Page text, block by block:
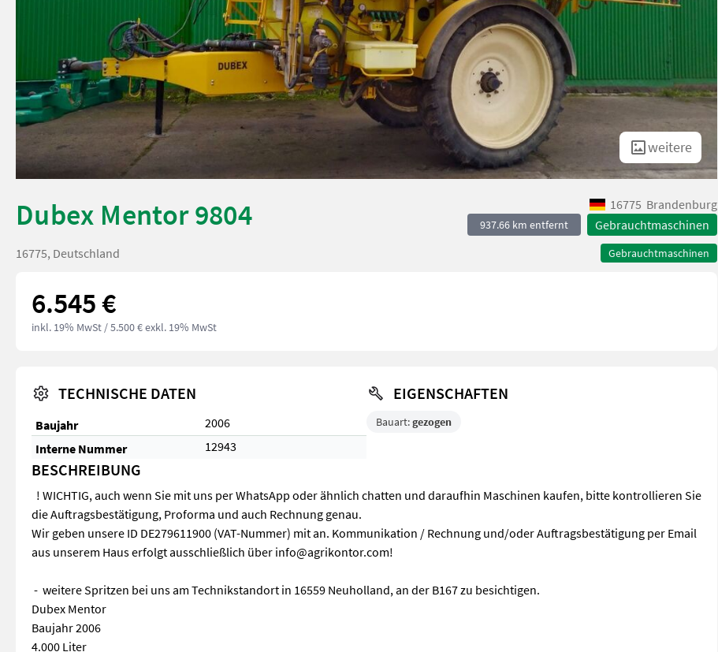
weitere
Dubex Mentor 9804 16775 Brandenburg
937.66 km entfernt Gebrauchtmaschinen
Gebrauchtmaschinen
16775, Deutschland
6.545 €
inkl. 19% MwSt / 5.500 € exkl. 19% MwSt
TECHNISCHE DATEN
Baujahr
2006
Interne Nummer
12943
EIGENSCHAFTEN
Bauart:gezogen
BESCHREIBUNG
! WICHTIG, auch wenn Sie mit uns per WhatsApp oder ähnlich chatten und daraufhin Maschinen kaufen, bitte kontrollieren Sie
die Auftragsbestätigung, Proforma und auch Rechnung genau.
Wir geben unsere ID DE279611900 (VAT-Nummer) mit an. Kommunikation / Rechnung und/oder Auftragsbestätigung per Email
aus unserem Haus erfolgt ausschließlich über info@agrikontor.com!
- weitere Spritzen bei uns am Technikstandort in 16559 Neuholland, an der B167 zu besichtigen.
Dubex Mentor
Baujahr 2006
4.000 Liter